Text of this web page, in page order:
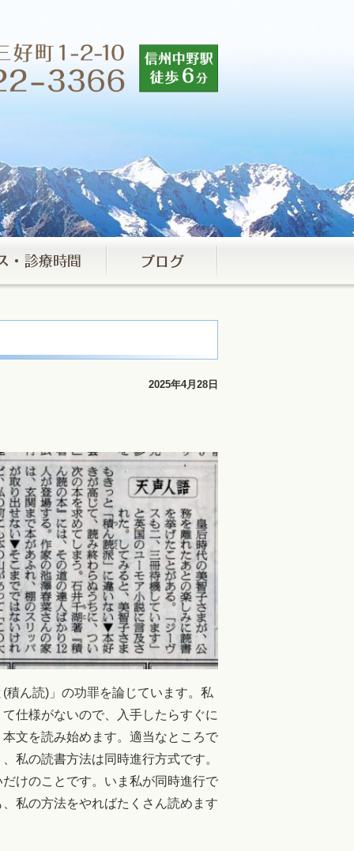
2025年4月28日
ん読)」の功罪を論じています。私
仕様がないので、入手したらすぐに
文を読み始めます。適当なところで
私の読書方法は同時進行方式です。
けのことです。いま私が同時進行で
私の方法をやればたくさん読めます